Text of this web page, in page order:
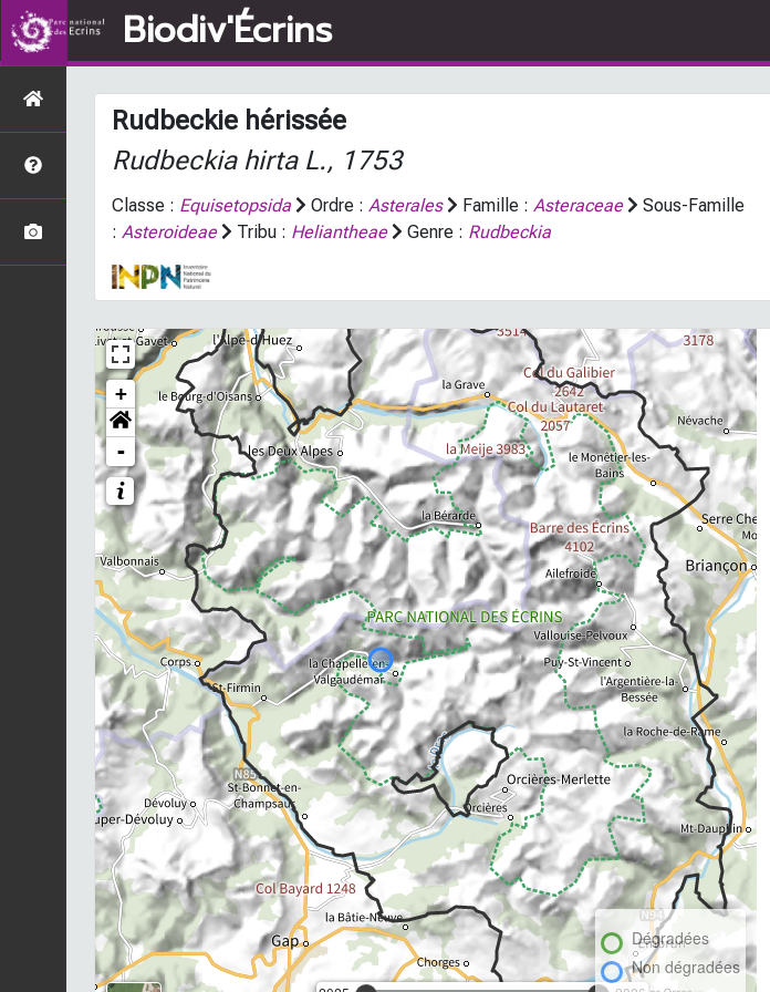
Biodiv'Écrins
Rudbeckie hérissée
Rudbeckia hirtaL., 1753
Classe : Equisetopsida Ordre : Asterales Famille : Asteraceae
Sous-Famille
: Asteroideae Tribu : Heliantheae Genre : Rudbeckia
+
-
Dégradées
Non dégradées